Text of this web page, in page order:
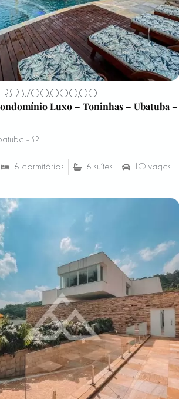
R$ 23.700.000,00
Luxo – Toninhas – Ubatuba –
- SP
6 dormitórios 6 suítes 10 vagas